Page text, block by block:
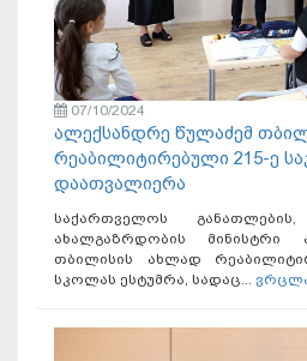
07/10/2024
ალექსანდრე წულაძემ
რეაბილიტირებული 215-ე
დაათვალიერა
საქართველოს
ახალგაზრდობის მინისტრი
თბილისის ახლად
სკოლას ესტუმრა, სადაც...